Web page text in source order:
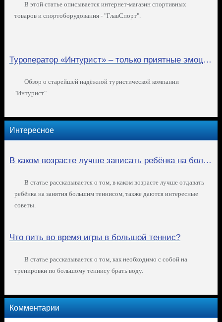
В этой статье описывается интернет-магазин спортивных
товаров и спортоборудования - "ГлавСпорт".
Туроператор «Интурист» – только приятные эмоции от путешествий!
Обзор о старейшей надёжной туристической компании
"Интурист".
Интересное
В каком возрасте лучше записать ребёнка на большой теннис
В статье рассказывается о том, в каком возрасте лучше отдавать
ребёнка на занятия большим теннисом, также даются интересные
советы.
Что пить во время игры в большой теннис?
В статье рассказывается о том, как необходимо с собой на
тренировки по большому теннису брать воду.
Комментарии